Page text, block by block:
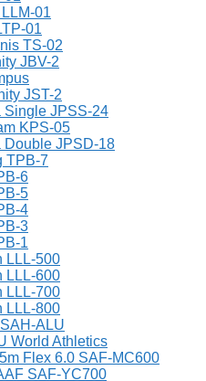
01
01
TS-02
JBV-2
JST-2
Single JPSS-24
KPS-05
Double JPSD-18
TPB-7
6
5
4
3
1
LLL-500
LLL-600
LLL-700
LLL-800
ALU
World Athletics
Flex 6.0 SAF-MC600
SAF-YC700